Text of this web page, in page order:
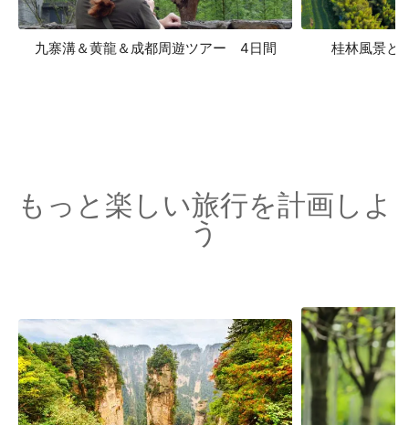
九寨溝＆黄龍＆成都周遊ツアー 4日間 桂林風景と
もっと楽しい旅行を計画しよ
う